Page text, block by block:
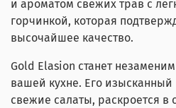
и ароматом свежих трав с
горчинкой, которая
высочайшее качество.
Gold Elasion станет
вашей кухне. Его изысканный
свежие салаты, раскроется в